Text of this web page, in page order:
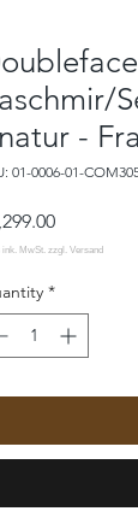
-
01-0006-01-
Price
*